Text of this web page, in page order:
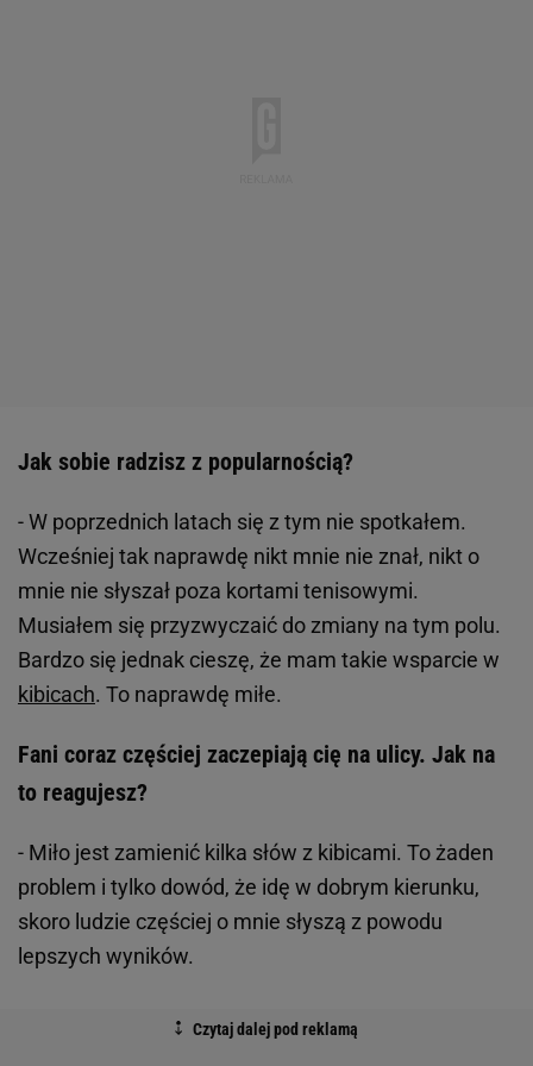
Jak sobie radzisz z popularnością?
- W poprzednich latach się z tym nie spotkałem.
Wcześniej tak naprawdę nikt mnie nie znał, nikt o
mnie nie słyszał poza kortami tenisowymi.
Musiałem się przyzwyczaić do zmiany na tym polu.
Bardzo się jednak cieszę, że mam takie wsparcie w
kibicach. To naprawdę miłe.
Fani coraz częściej zaczepiają cię na ulicy. Jak na
to reagujesz?
- Miło jest zamienić kilka słów z kibicami. To żaden
problem i tylko dowód, że idę w dobrym kierunku,
skoro ludzie częściej o mnie słyszą z powodu
lepszych wyników.